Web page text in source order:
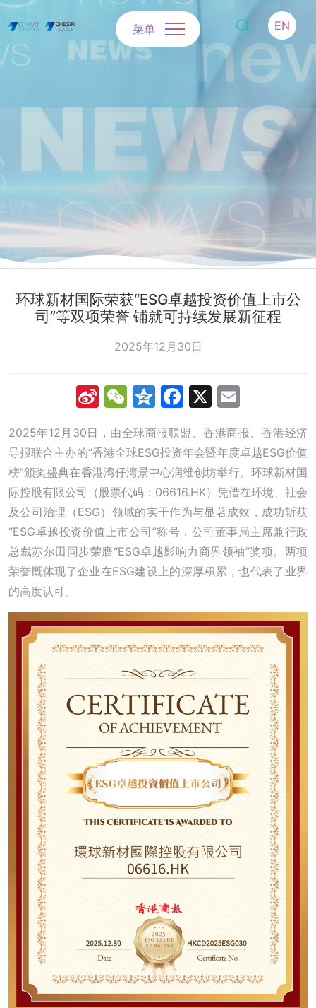
EN
菜单
环球新材国际荣获“ESG卓越投资价值上市公
司”等双项荣誉 铺就可持续发展新征程
2025年12月30日
SinaWeChat
Qzone
Facebook
X
2025年12月30日，由全球商报联盟、香港商报、香港经济
导报联合主办的“香港全球ESG投资年会暨年度卓越ESG价值
榜”颁奖盛典在香港湾仔湾景中心润维创坊举行。环球新材国
际控股有限公司（股票代码：06616.HK）凭借在环境、社会
及公司治理（ESG）领域的实干作为与显著成效，成功斩获
“ESG卓越投资价值上市公司”称号，公司董事局主席兼行政
总裁苏尔田同步荣膺“ESG卓越影响力商界领袖”奖项。两项
荣誉既体现了企业在ESG建设上的深厚积累，也代表了业界
的高度认可。